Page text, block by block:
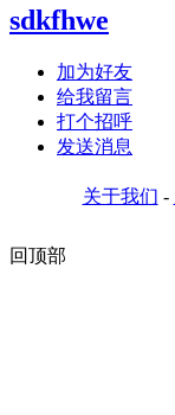
sdkfhwe
加为好友
给我留言
打个招呼
发送消息
关于我们 -
回顶部